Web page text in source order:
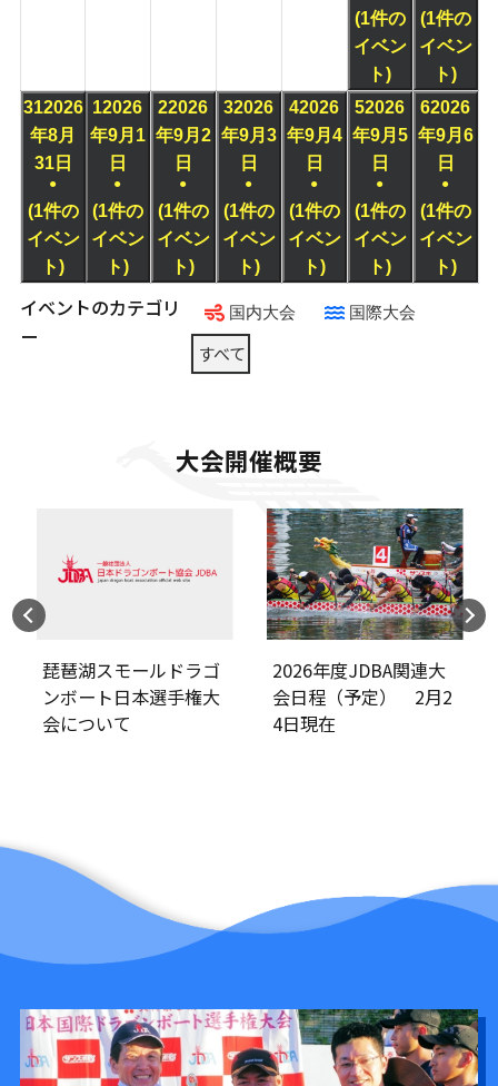
(1件の
イベン
ト)
(1件の
イベン
ト)
312026
年8月
31日
●
(1件の
イベン
ト)
12026
年9月1
日
●
(1件の
イベン
ト)
22026
年9月2
日
●
(1件の
イベン
ト)
32026
年9月3
日
●
(1件の
イベン
ト)
42026
年9月4
日
●
(1件の
イベン
ト)
52026
年9月5
日
●
(1件の
イベン
ト)
62026
年9月6
日
●
(1件の
イベン
ト)
イベントのカテゴリ
ー
国内大会 国際大会
すべて
大会開催概要
ールドラゴ
本選手権大
2026年度JDBA関連大
会日程（予定） 2月2
2026年度
会日程（予